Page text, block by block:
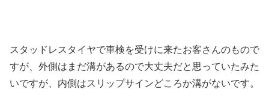
スタッドレスタイヤで車検を受けに来たお客さんのもので
すが、外側はまだ溝があるので大丈夫だと思っていたみた
いですが、内側はスリップサインどころか溝がないです。